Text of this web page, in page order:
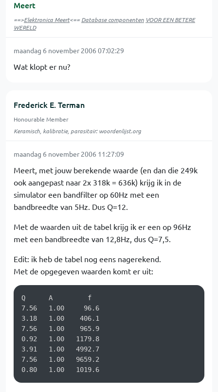
Meert
==>Elektronica Meert<==Database componenten VOOR EEN BETERE
WERELD
maandag 6 november 2006 07:02:29
Wat klopt er nu?
Frederick E. Terman
Honourable Member
Keramisch, kalibratie, parasitair: woordenlijst.org
maandag 6 november 2006 11:27:09
Meert, met jouw berekende waarde (en dan die 249k
ook aangepast naar 2x 318k = 636k) krijg ik in de
simulator een bandfilter op 60Hz met een
bandbreedte van 5Hz. Dus Q=12.
Met de waarden uit de tabel krijg ik er een op 96Hz
met een bandbreedte van 12,8Hz, dus Q=7,5.
Edit: ik heb de tabel nog eens nagerekend.
Met de opgegeven waarden komt er uit:
Q      A         f
7.56   1.00     96.6
3.18   1.00    406.1
7.56   1.00    965.9
0.92   1.00   1179.8
3.91   1.00   4992.7
7.56   1.00   9659.2
0.80   1.00   1019.6